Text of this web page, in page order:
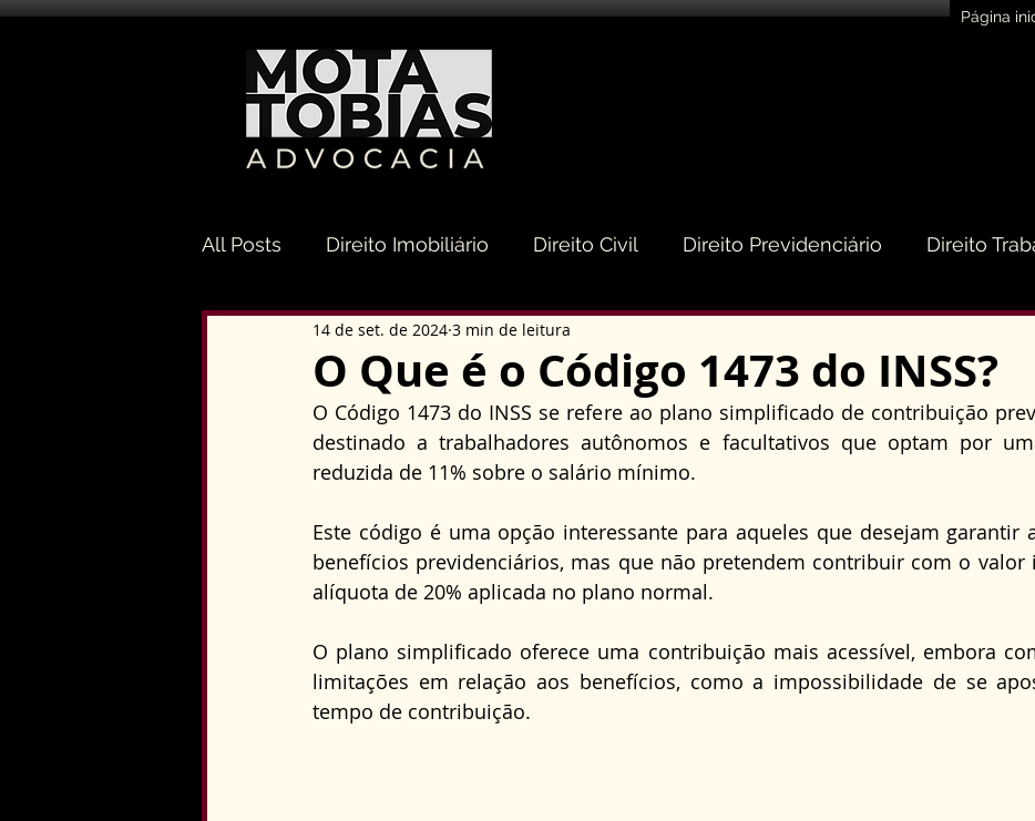
Página
All Posts Direito Imobiliário Direito Civil Direito Previdenciário Direito
Direito Sucessório Direito do Consumidor
Direito Tributário Direito Empresarial e Societário Direito de Trânsito
O Que é o Código 1473 do INSS?
14 de set. de 2024 3 min de leitura
O Código 1473 do INSS se refere ao plano simplificado de contribuição
destinado a trabalhadores autônomos e facultativos que optam por
reduzida de 11% sobre o salário mínimo.
Este código é uma opção interessante para aqueles que desejam garantir
benefícios previdenciários, mas que não pretendem contribuir com o valor
alíquota de 20% aplicada no plano normal.
O plano simplificado oferece uma contribuição mais acessível, embora
limitações em relação aos benefícios, como a impossibilidade de se
tempo de contribuição.